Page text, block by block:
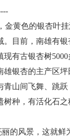
黄色的银杏叶
目前，南雄有
有古银杏树
雄银杏的主产区
青山间飞舞、跳
种，有活化石
风景，这就鲜